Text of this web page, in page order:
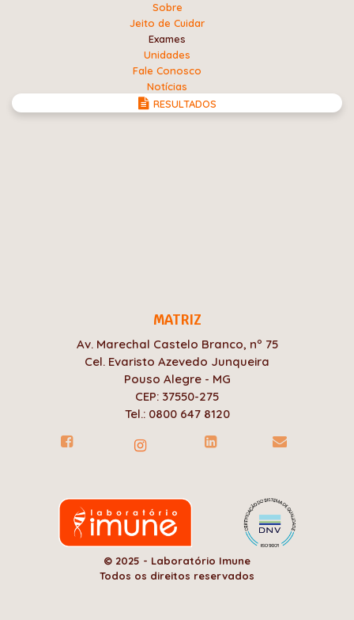
Sobre
Jeito de Cuidar
Exames
Unidades
Fale Conosco
Notícias
RESULTADOS
MATRIZ
Av. Marechal Castelo Branco, nº 75
Cel. Evaristo Azevedo Junqueira
Pouso Alegre - MG
CEP: 37550-275
Tel.: 0800 647 8120
© 2025 - Laboratório Imune
Todos os direitos reservados